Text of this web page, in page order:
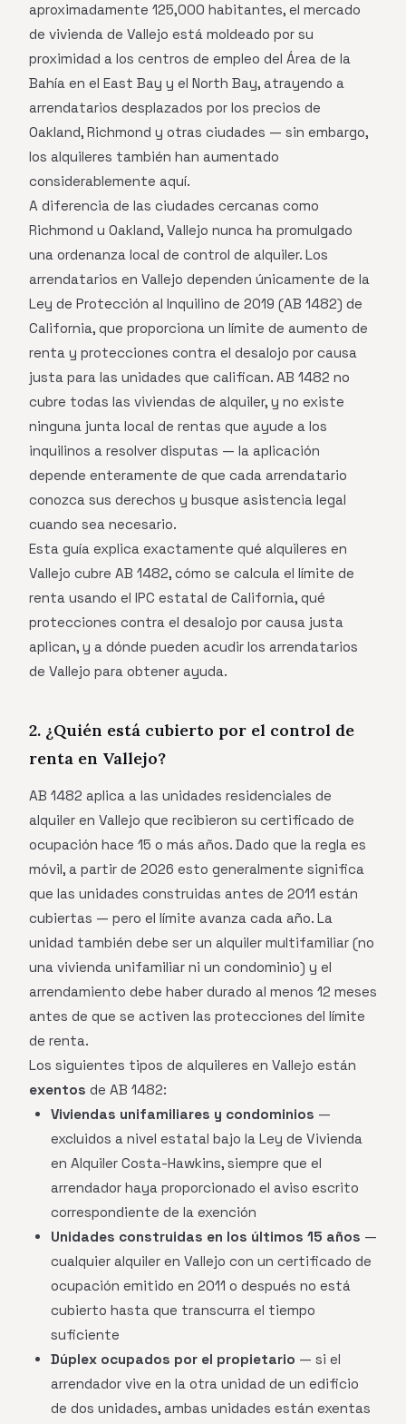
aproximadamente 125,000 habitantes, el mercado
de vivienda de Vallejo está moldeado por su
proximidad a los centros de empleo del Área de la
Bahía en el East Bay y el North Bay, atrayendo a
arrendatarios desplazados por los precios de
Oakland, Richmond y otras ciudades — sin embargo,
los alquileres también han aumentado
considerablemente aquí.
A diferencia de las ciudades cercanas como
Richmond u Oakland, Vallejo nunca ha promulgado
una ordenanza local de control de alquiler. Los
arrendatarios en Vallejo dependen únicamente de la
Ley de Protección al Inquilino de 2019 (AB 1482) de
California, que proporciona un límite de aumento de
renta y protecciones contra el desalojo por causa
justa para las unidades que califican. AB 1482 no
cubre todas las viviendas de alquiler, y no existe
ninguna junta local de rentas que ayude a los
inquilinos a resolver disputas — la aplicación
depende enteramente de que cada arrendatario
conozca sus derechos y busque asistencia legal
cuando sea necesario.
Esta guía explica exactamente qué alquileres en
Vallejo cubre AB 1482, cómo se calcula el límite de
renta usando el IPC estatal de California, qué
protecciones contra el desalojo por causa justa
aplican, y a dónde pueden acudir los arrendatarios
de Vallejo para obtener ayuda.
2. ¿Quién está cubierto por el control de
renta en Vallejo?
AB 1482 aplica a las unidades residenciales de
alquiler en Vallejo que recibieron su certificado de
ocupación hace 15 o más años. Dado que la regla es
móvil, a partir de 2026 esto generalmente significa
que las unidades construidas antes de 2011 están
cubiertas — pero el límite avanza cada año. La
unidad también debe ser un alquiler multifamiliar (no
una vivienda unifamiliar ni un condominio) y el
arrendamiento debe haber durado al menos 12 meses
antes de que se activen las protecciones del límite
de renta.
Los siguientes tipos de alquileres en Vallejo están
exentos de AB 1482:
Viviendas unifamiliares y condominios —
excluidos a nivel estatal bajo la Ley de Vivienda
en Alquiler Costa-Hawkins, siempre que el
arrendador haya proporcionado el aviso escrito
correspondiente de la exención
Unidades construidas en los últimos 15 años —
cualquier alquiler en Vallejo con un certificado de
ocupación emitido en 2011 o después no está
cubierto hasta que transcurra el tiempo
suficiente
Dúplex ocupados por el propietario — si el
arrendador vive en la otra unidad de un edificio
de dos unidades, ambas unidades están exentas